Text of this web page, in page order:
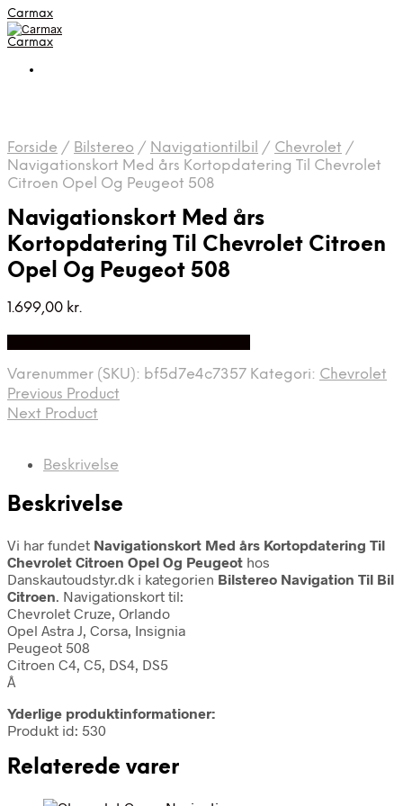
Carmax
Carmax
Forside / Bilstereo / Navigationtilbil / Chevrolet /
Navigationskort Med års Kortopdatering Til Chevrolet
Citroen Opel Og Peugeot 508
Navigationskort Med års
Kortopdatering Til Chevrolet Citroen
Opel Og Peugeot 508
1.699,00 kr.
Varenummer (SKU): bf5d7e4c7357 Kategori: Chevrolet
Previous Product
Next Product
Beskrivelse
Beskrivelse
Vi har fundet Navigationskort Med års Kortopdatering Til
Chevrolet Citroen Opel Og Peugeot hos
Danskautoudstyr.dk i kategorien Bilstereo Navigation Til Bil
Citroen. Navigationskort til:
Chevrolet Cruze, Orlando
Opel Astra J, Corsa, Insignia
Peugeot 508
Citroen C4, C5, DS4, DS5
Â
Yderlige produktinformationer:
Produkt id: 530
Relaterede varer